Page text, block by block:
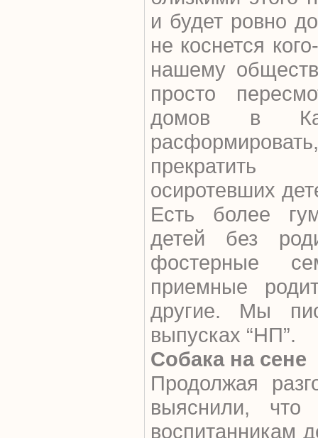
и будет ровно
не коснется
нашему
просто
домов в
прекратить
осиротевших
Есть более
детей без
фостерные
приемные
другие. Мы
выпусках “НП”.
Собака на сене
Продолжая
выяснили, что
воспитанникам